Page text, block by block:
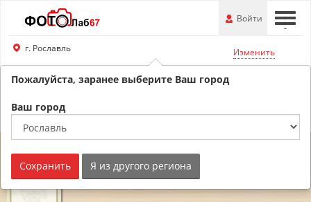
Перейти
основной
---
Войти
г. Рославль Изменить
Обратный звонок
Пожалуйста, заранее выберите Ваш город
Ваш город
Сохранить Я из другого региона